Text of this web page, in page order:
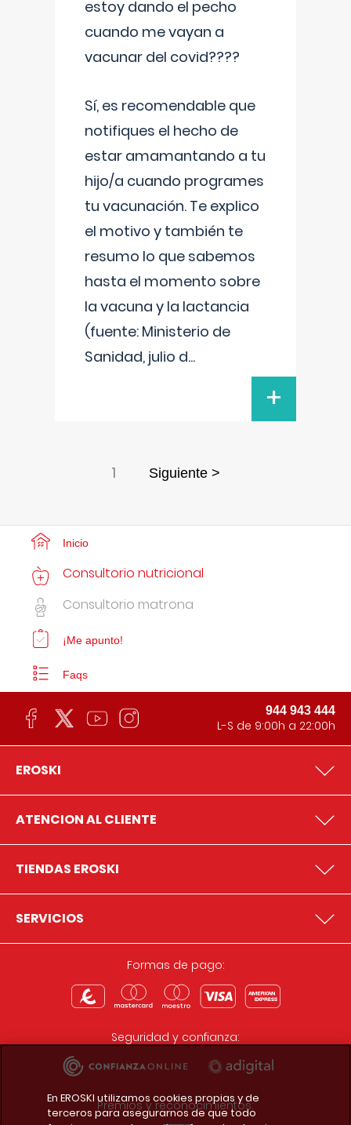
estoy dando el pecho
cuando me vayan a
vacunar del covid????
Sí, es recomendable que
notifiques el hecho de
estar amamantando a tu
hijo/a cuando programes
tu vacunación. Te explico
el motivo y también te
resumo lo que sabemos
hasta el momento sobre
la vacuna y la lactancia
(fuente: Ministerio de
Sanidad, julio d...
+
1 Siguiente >
Inicio
Consultorio nutricional
Consultorio matrona
¡Me apunto!
Faqs
944 943 444
L-S de 9:00h a 22:00h
EROSKI
ATENCION AL CLIENTE
TIENDAS EROSKI
SERVICIOS
Formas de pago:
Seguridad y confianza:
Premios y reconocimientos:
En EROSKI utilizamos cookies propias y de
terceros para asegurarnos de que todo